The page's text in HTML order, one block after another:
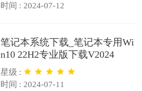
时间 : 2024-07-12
笔记本系统下载_笔记本专用Wi
n10 22H2专业版下载V2024
星级 :
时间 : 2024-07-11